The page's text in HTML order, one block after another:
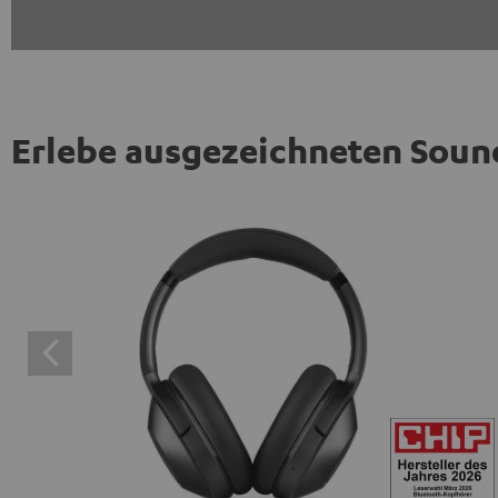
Erlebe ausgezeichneten